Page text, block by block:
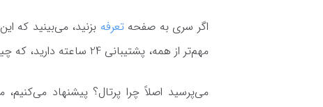
اگر سری به صفحهتعرفه بزنید، می‌بینید که
مهم‌تر از همه، پشتیبانی 24 ساعته دارید، که چیز کمی نیست!
می‌پرسید اصلاً چرا پرتال؟ پیشنهاد می‌کنیم،